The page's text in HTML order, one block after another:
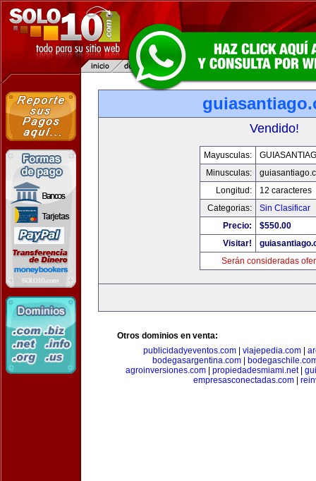
Vendido!
Mayusculas:
Minusculas:
Longitud:
12 caracteres
Categorias:
Sin Clasificar
Precio:
$550.00
Visitar!
Serán consideradas
Otros dominios en venta:
publicidadyeventos.com| viajepedia.com|
bodegasargentina.com|
agroinversiones.com
propiedadesmiami.net|
empresasconectadas.com|